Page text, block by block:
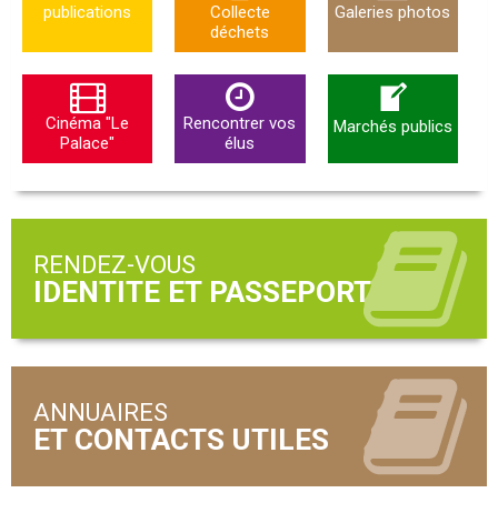
publications
Collecte
déchets
Galeries photos
Cinéma "Le
Palace"
Rencontrer vos
élus
Marchés publics
RENDEZ-VOUS
ANNUAIRES